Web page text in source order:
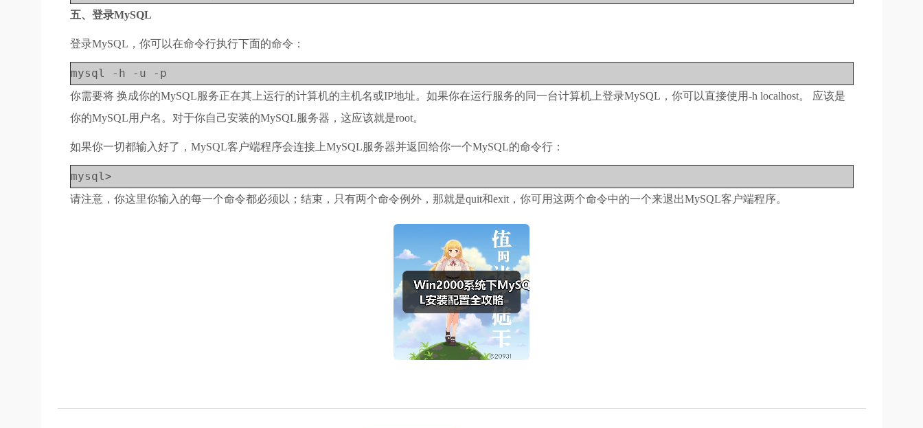
五、登录MySQL
登录MySQL，你可以在命令行执行下面的命令：
mysql -h -u -p
你需要将换成你的MySQL服务正在其上运行的计算机的主机名或IP地址。如果你在运行服务的同一台计算机上登录MySQL，你可以直接使用-h localhost。 应该是
你的MySQL用户名。对于你自己安装的MySQL服务器，这应该就是root。
如果你一切都输入好了，MySQL客户端程序会连接上MySQL服务器并返回给你一个MySQL的命令行：
mysql>
请注意，你这里你输入的每一个命令都必须以；结束，只有两个命令例外，那就是quit和exit，你可用这两个命令中的一个来退出MySQL客户端程序。